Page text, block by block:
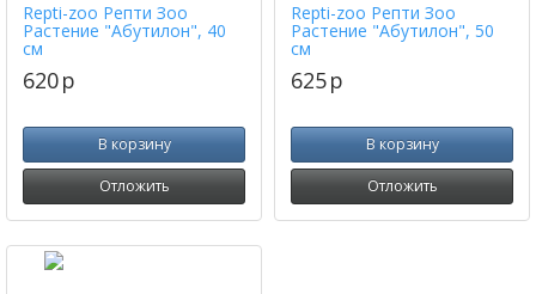
Repti-zoo Репти Зоо
Растение "Абутилон", 40
см
620p
В корзину
Отложить
Repti-zoo Репти Зоо
Растение "Абутилон", 50
см
625p
В корзину
Отложить